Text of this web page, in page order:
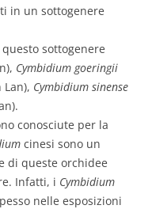
in un sottogenere
sottogenere
Cymbidium goeringii
Lan), Cymbidium sinense
conosciute per la
cinesi sono un
di queste orchidee
Infatti, i Cymbidium
nelle esposizioni